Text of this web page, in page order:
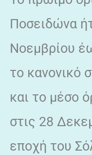
Ποσειδώνα
Νοεμβρίου
το κανονικό
και το μέσο
στις 28
εποχή του